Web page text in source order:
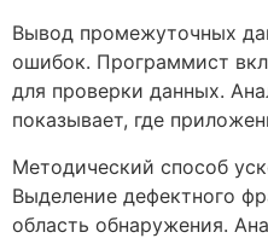
Вывод промежуточных
ошибок. Программист
для проверки данных.
показывает, где
Методический способ
Выделение дефектного
область обнаружения.